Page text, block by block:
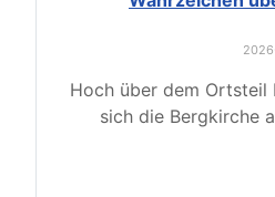
Hoch über dem Ortsteil
sich die Bergkirche